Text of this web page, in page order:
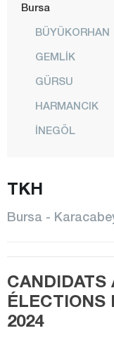
Bursa
BÜYÜKORHAN
GEMLİK
GÜRSU
HARMANCIK
İNEGÖL
KARACABEY
KELES
MUDANYA
NİLÜFER
TKH
Bursa -
CANDIDATS
ÉLECTIONS
2024